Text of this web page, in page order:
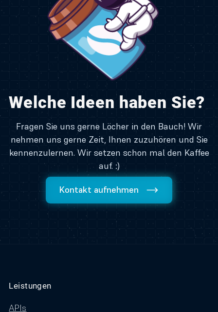
Welche Ideen haben Sie?
Fragen Sie uns gerne Löcher in den Bauch! Wir
nehmen uns gerne Zeit, Ihnen zuzuhören und Sie
kennenzulernen. Wir setzen schon mal den Kaffee
auf. :)
Kontakt aufnehmen
Leistungen
APIs